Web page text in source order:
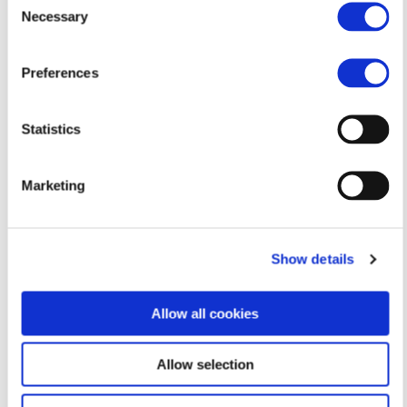
Selection
Necessary
Preferences
Statistics
Marketing
Show details
Allow all cookies
Allow selection